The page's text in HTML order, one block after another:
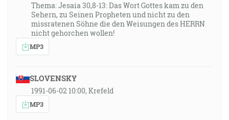
Thema: Jesaia 30,8-13: Das Wort Gottes kam zu den
Sehern, zu Seinen Propheten und nicht zu den
missratenen Söhne die den Weisungen des HERRN
nicht gehorchen wollen!
MP3
SLOVENSKY
1991-06-02 10:00, Krefeld
MP3